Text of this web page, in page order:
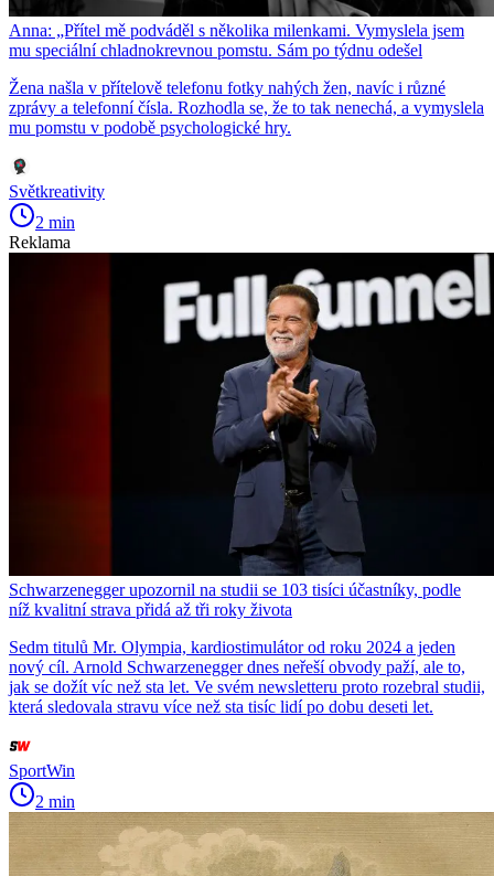
Anna: „Přítel mě podváděl s několika milenkami. Vymyslela jsem
mu speciální chladnokrevnou pomstu. Sám po týdnu odešel
Žena našla v přítelově telefonu fotky nahých žen, navíc i různé
zprávy a telefonní čísla. Rozhodla se, že to tak nenechá, a vymyslela
mu pomstu v podobě psychologické hry.
Světkreativity
2 min
Reklama
Schwarzenegger upozornil na studii se 103 tisíci účastníky, podle
níž kvalitní strava přidá až tři roky života
Sedm titulů Mr. Olympia, kardiostimulátor od roku 2024 a jeden
nový cíl. Arnold Schwarzenegger dnes neřeší obvody paží, ale to,
jak se dožít víc než sta let. Ve svém newsletteru proto rozebral studii,
která sledovala stravu více než sta tisíc lidí po dobu deseti let.
SportWin
2 min